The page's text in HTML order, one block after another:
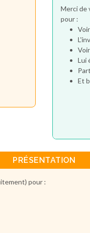
Merci de
pour :
Lui
Et
PRÉSENTATION
pour :